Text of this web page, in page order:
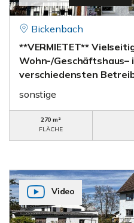
Bickenbach
**VERMIETET**
Wohn-/Geschäftshaus–
verschiedensten
sonstige
270 m²
FLÄCHE
Video